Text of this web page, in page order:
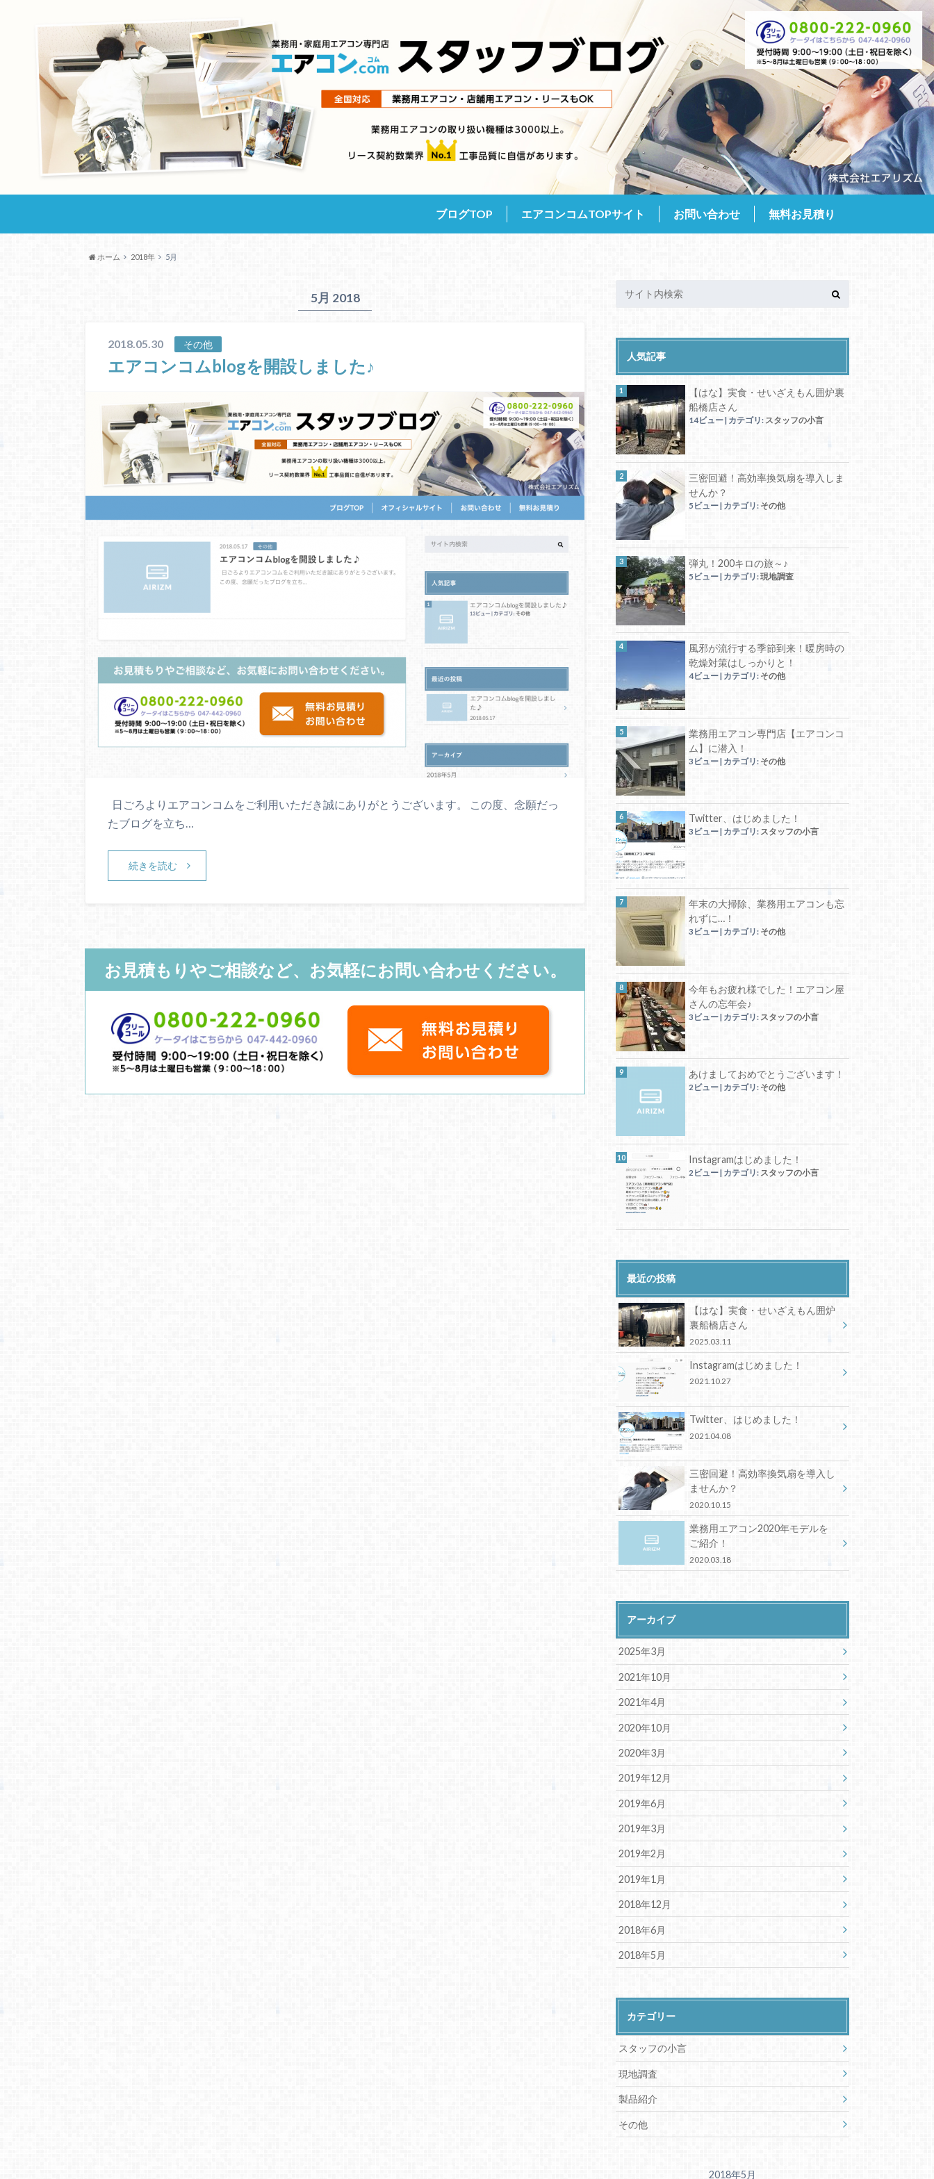
ブログTOP エアコンコムTOPサイト お問い合わせ 無料お見積り
ホーム 2018年 5月
5月 2018
2018.05.30 その他
エアコンコムblogを開設しました♪
日ごろよりエアコンコムをご利用いただき誠にありがとうございます。 この度、念願だっ
たブログを立ち…
続きを読む
お見積もりやご相談など、お気軽にお問い合わせください。
人気記事
【はな】実食・せいざえもん囲炉裏
船橋店さん
14ビュー カテゴリ: スタッフの小言
三密回避！高効率換気扇を導入しま
せんか？
5ビュー カテゴリ: その他
弾丸！200キロの旅～♪
5ビュー| カテゴリ:現地調査
風邪が流行する季節到来！暖房時の
乾燥対策はしっかりと！
4ビュー カテゴリ: その他
業務用エアコン専門店【エアコンコ
ム】に潜入！
3ビュー| カテゴリ: その他
Twitter、はじめました！
3ビュー カテゴリ: スタッフの小言
年末の大掃除、業務用エアコンも忘
れずに…！
3ビュー| カテゴリ: その他
今年もお疲れ様でした！エアコン屋
さんの忘年会♪
3ビュー| カテゴリ: スタッフの小言
あけましておめでとうございます！
2ビュー カテゴリ: その他
Instagramはじめました！
2ビュー| カテゴリ: スタッフの小言
最近の投稿
【はな】実食・せいざえもん囲炉
裏船橋店さん
2025.03.11
Instagramはじめました！
2021.10.27
Twitter、はじめました！
2021.04.08
三密回避！高効率換気扇を導入し
ませんか？
2020.10.15
業務用エアコン2020年モデルを
ご紹介！
2020.03.18
アーカイブ
2025年3月
2021年10月
2021年4月
2020年10月
2020年3月
2019年12月
2019年6月
2019年3月
2019年2月
2019年1月
2018年12月
2018年6月
2018年5月
カテゴリー
スタッフの小言
現地調査
製品紹介
その他
2018年5月